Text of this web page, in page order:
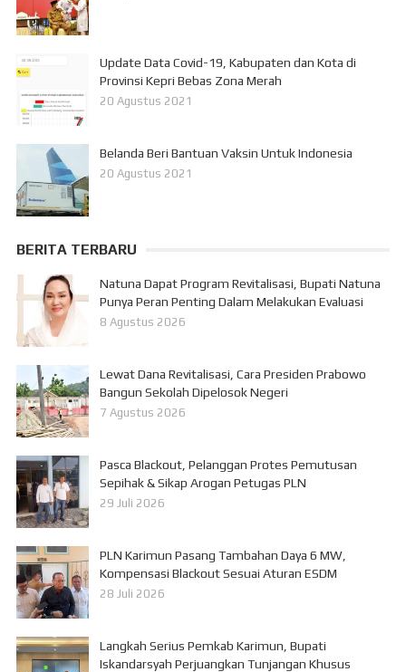
Update Data Covid-19, Kabupaten dan Kota di
Provinsi Kepri Bebas Zona Merah
20 Agustus 2021
Belanda Beri Bantuan Vaksin Untuk Indonesia
20 Agustus 2021
BERITA TERBARU
Natuna Dapat Program Revitalisasi, Bupati Natuna
Punya Peran Penting Dalam Melakukan Evaluasi
8 Agustus 2026
Lewat Dana Revitalisasi, Cara Presiden Prabowo
Bangun Sekolah Dipelosok Negeri
7 Agustus 2026
Pasca Blackout, Pelanggan Protes Pemutusan
Sepihak & Sikap Arogan Petugas PLN
29 Juli 2026
PLN Karimun Pasang Tambahan Daya 6 MW,
Kompensasi Blackout Sesuai Aturan ESDM
28 Juli 2026
Langkah Serius Pemkab Karimun, Bupati
Iskandarsyah Perjuangkan Tunjangan Khusus